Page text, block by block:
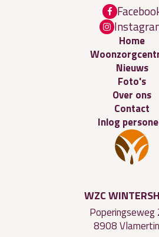
Home
Nieuws
Foto's
Over ons
Contact
Inlog
WZC
Poperingseweg
8908